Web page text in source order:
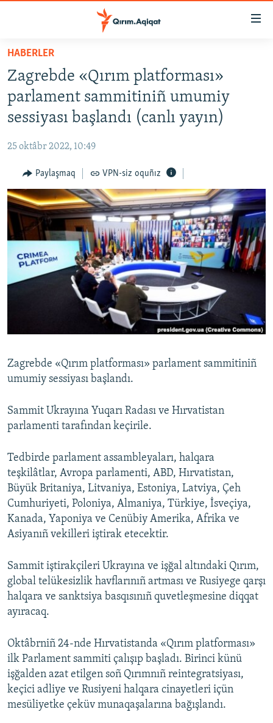
Esas
qaytmaq
Baş
navigatsiyağa
qaytmaq
Qıdıruvğa
HABERLER
SİYASET
İQTİSADİYAT
MEDENİYET
İNSAN AQLARI
VİDEO
SÜRET
BLOGLAR
FİKİR
RFE/RS bütün saytları
HABERLER
Zagrebde «Qırım platforması»
parlament sammitiniñ umumiy
sessiyası başlandı (canlı yayın)
25 oktâbr 2022, 10:49
Paylaşmaq VPN-siz oquñız
Zagrebde «Qırım platforması» parlament sammitiniñ
umumiy sessiyası başlandı.
Sammit Ukrayına Yuqarı Radası ve Hırvatistan
parlamenti tarafından keçirile.
Tedbirde parlament assambleyaları, halqara
teşkilâtlar, Avropa parlamenti, ABD, Hırvatistan,
Büyük Britaniya, Litvaniya, Estoniya, Latviya, Çeh
Cumhuriyeti, Poloniya, Almaniya, Türkiye, İsveçiya,
Kanada, Yaponiya ve Cenübiy Amerika, Afrika ve
Asiyanıñ vekilleri iştirak etecektir.
Sammit iştirakçileri Ukrayına ve işğal altındaki Qırım,
global telükesizlik havflarınıñ artması ve Rusiyege qarşı
halqara ve sanktsiya basqısınıñ quvetleşmesine diqqat
ayıracaq.
Oktâbrniñ 24-nde Hırvatistanda «Qırım platforması»
ilk Parlament sammiti çalışıp başladı. Birinci künü
işğalden azat etilgen soñ Qırımnıñ reintegratsiyası,
keçici adliye ve Rusiyeni halqara cinayetleri içün
mesüliyetke çeküv munaqaşalarına bağışlandı.